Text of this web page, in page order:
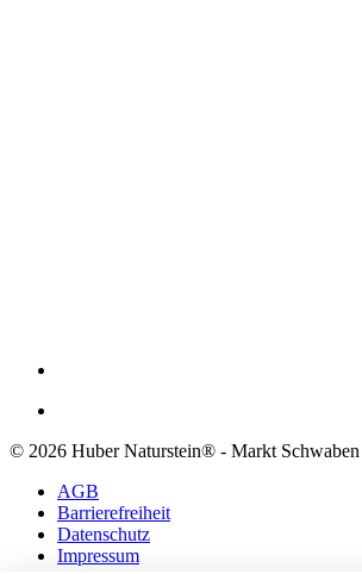
© 2026 Huber Naturstein® - Markt
AGB
Barrierefreiheit
Datenschutz
Impressum